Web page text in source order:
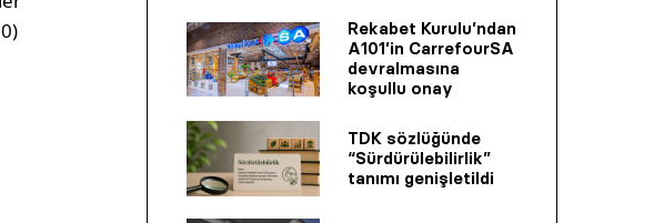
Rekabet Kurulu’ndan
A101’in CarrefourSA
devralmasına
koşullu onay
TDK sözlüğünde
“Sürdürülebilirlik”
tanımı genişletildi